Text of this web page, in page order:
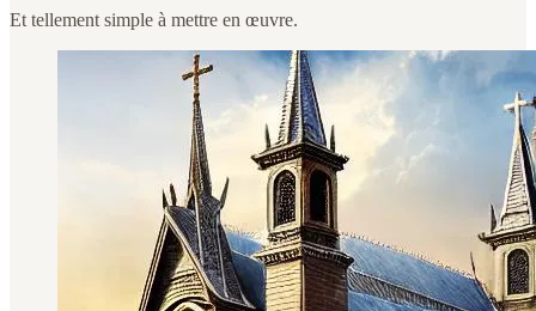
Et tellement simple à mettre en œuvre.